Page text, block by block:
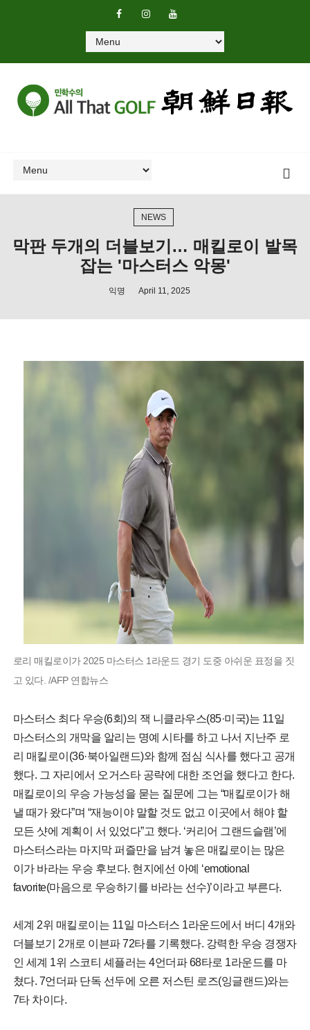
NEWS
막판 두개의 더블보기… 매킬로이 발목
잡는 '마스터스 악몽'
익명 April 11, 2025
로리 매킬로이가 2025 마스터스 1라운드 경기 도중 아쉬운 표정을 짓
고 있다. /AFP 연합뉴스
마스터스 최다 우승(6회)의 잭 니클라우스(85·미국)는 11일
마스터스의 개막을 알리는 명예 시타를 하고 나서 지난주 로
리 매킬로이(36·북아일랜드)와 함께 점심 식사를 했다고 공개
했다. 그 자리에서 오거스타 공략에 대한 조언을 했다고 한다.
매킬로이의 우승 가능성을 묻는 질문에 그는 “매킬로이가 해
낼 때가 왔다”며 “재능이야 말할 것도 없고 이곳에서 해야 할
모든 샷에 계획이 서 있었다”고 했다. ‘커리어 그랜드슬램’에
마스터스라는 마지막 퍼즐만을 남겨 놓은 매킬로이는 많은
이가 바라는 우승 후보다. 현지에선 아예 ‘emotional
favorite(마음으로 우승하기를 바라는 선수)’이라고 부른다.
세계 2위 매킬로이는 11일 마스터스 1라운드에서 버디 4개와
더블보기 2개로 이븐파 72타를 기록했다. 강력한 우승 경쟁자
인 세계 1위 스코티 셰플러는 4언더파 68타로 1라운드를 마
쳤다. 7언더파 단독 선두에 오른 저스틴 로즈(잉글랜드)와는
7타 차이다.